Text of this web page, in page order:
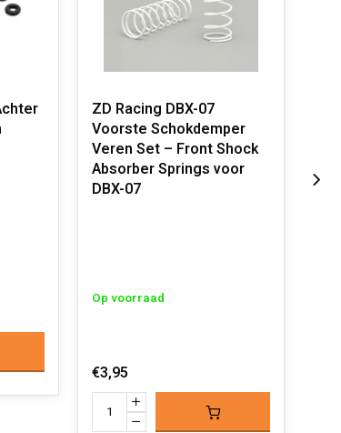
ZD Racing DBX-07
Voorste Schokdemper
Veren Set – Front Shock
Absorber Springs voor
DBX-07
Op voorraad
€3,95